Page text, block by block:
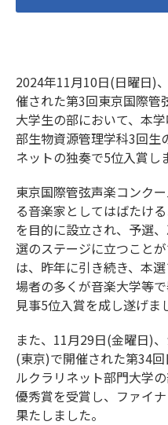
2024年11月10日(日曜日)
催された第3回東京国際管
大学生の部において、本
部生物資源管理学科3回生
ネットの独奏で5位入賞し
東京国際管弦声楽コンク
る音楽家としてはばたけ
を目的に設立され、予選
選のステージに立つこと
は、昨年に引き続き、本
場者の多くが音楽大学等
見事5位入賞を成し遂げま
また、11月29日(金曜日)
(東京)で開催された第34
ルクラリネット部門大学
優秀賞を受賞し、ファイ
果たしました。